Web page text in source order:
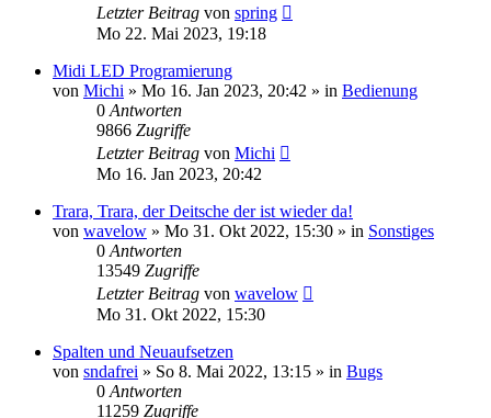
Letzter Beitrag von spring
Mo 22. Mai 2023, 19:18
Midi LED Programierung
von Michi » Mo 16. Jan 2023, 20:42 » in Bedienung
0 Antworten
9866 Zugriffe
Letzter Beitrag von Michi
Mo 16. Jan 2023, 20:42
Trara, Trara, der Deitsche der ist wieder da!
von wavelow » Mo 31. Okt 2022, 15:30 » in Sonstiges
0 Antworten
13549 Zugriffe
Letzter Beitrag von wavelow
Mo 31. Okt 2022, 15:30
Spalten und Neuaufsetzen
von sndafrei » So 8. Mai 2022, 13:15 » in Bugs
0 Antworten
11259 Zugriffe